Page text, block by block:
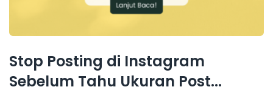
Stop Posting di Instagram
Sebelum Tahu Ukuran Post...